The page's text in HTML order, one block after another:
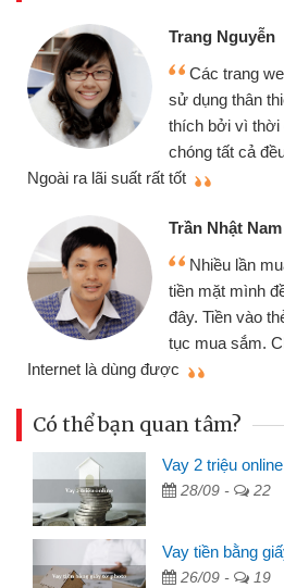
Trang Nguyễn
Các trang
sử dụng thân
thích bởi vì thời
chóng tất cả
Ngoài ra lãi suất rất tốt
Trần Nhật
Nhiều lần
tiền mặt mình
đây. Tiền vào
tục mua sắm.
Internet là dùng được
Có thể bạn quan tâm?
Vay 2 triệu
28/09 - 22
Vay tiền bằng
26/09 - 19